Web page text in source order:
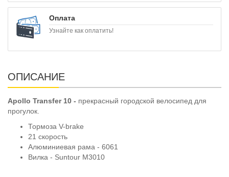
Оплата
Узнайте как оплатить!
ОПИСАНИЕ
Apollo Transfer 10 - прекрасный городской велосипед для
прогулок.
Тормоза V-brake
21 скорость
Алюминиевая рама - 6061
Вилка - Suntour M3010